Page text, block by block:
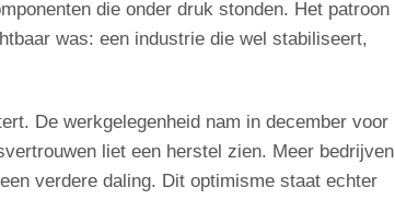
die onder druk stonden. Het patroon
was: een industrie die wel stabiliseert,
De werkgelegenheid nam in december voor
liet een herstel zien. Meer bedrijven
verdere daling. Dit optimisme staat echter